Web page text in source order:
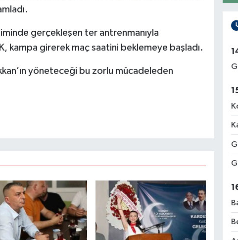
gerçekleşen ter antrenmanıyla
kampa girerek maç saatini beklemeye başladı.
yöneteceği bu zorlu mücadeleden